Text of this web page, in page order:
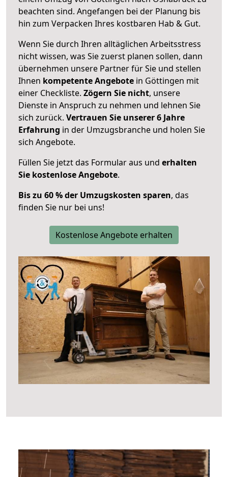
beachten sind. Angefangen bei der Planung bis
hin zum Verpacken Ihres kostbaren Hab & Gut.
Wenn Sie durch Ihren alltäglichen Arbeitsstress
nicht wissen, was Sie zuerst planen sollen, dann
übernehmen unsere Partner für Sie und stellen
Ihnen kompetente Angebote in Göttingen mit
einer Checkliste. Zögern Sie nicht, unsere
Dienste in Anspruch zu nehmen und lehnen Sie
sich zurück. Vertrauen Sie unserer 6 Jahre
Erfahrung in der Umzugsbranche und holen Sie
sich Angebote.
Füllen Sie jetzt das Formular aus und erhalten
Sie kostenlose Angebote.
Bis zu 60 % der Umzugskosten sparen, das
finden Sie nur bei uns!
Kostenlose Angebote erhalten